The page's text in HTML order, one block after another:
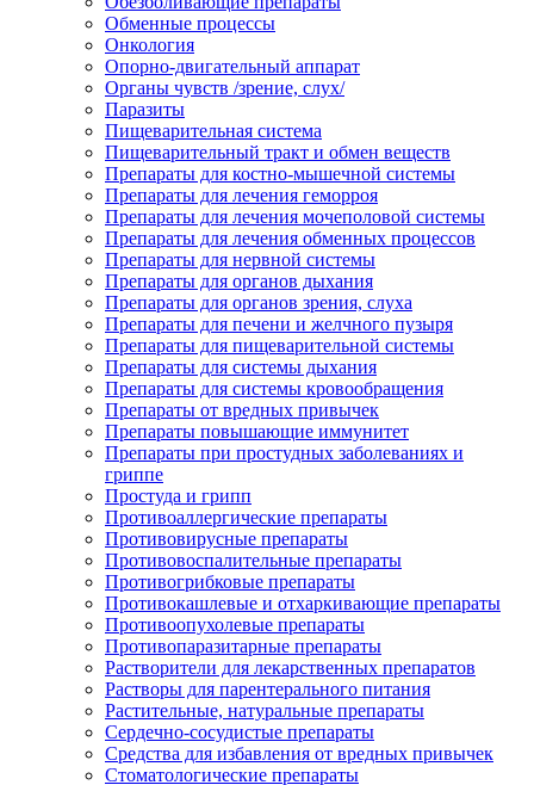
Обменные процессы
Онкология
Опорно-двигательный аппарат
Органы чувств /зрение, слух/
Паразиты
Пищеварительная система
Пищеварительный тракт и обмен веществ
Препараты для костно-мышечной системы
Препараты для лечения геморроя
Препараты для лечения мочеполовой системы
Препараты для лечения обменных процессов
Препараты для нервной системы
Препараты для органов дыхания
Препараты для органов зрения, слуха
Препараты для печени и желчного пузыря
Препараты для пищеварительной системы
Препараты для системы дыхания
Препараты для системы кровообращения
Препараты от вредных привычек
Препараты повышающие иммунитет
Препараты при простудных заболеваниях и
гриппе
Простуда и грипп
Противоаллергические препараты
Противовирусные препараты
Противовоспалительные препараты
Противогрибковые препараты
Противокашлевые и отхаркивающие препараты
Противоопухолевые препараты
Противопаразитарные препараты
Растворители для лекарственных препаратов
Растворы для парентерального питания
Растительные, натуральные препараты
Сердечно-сосудистые препараты
Средства для избавления от вредных привычек
Стоматологические препараты